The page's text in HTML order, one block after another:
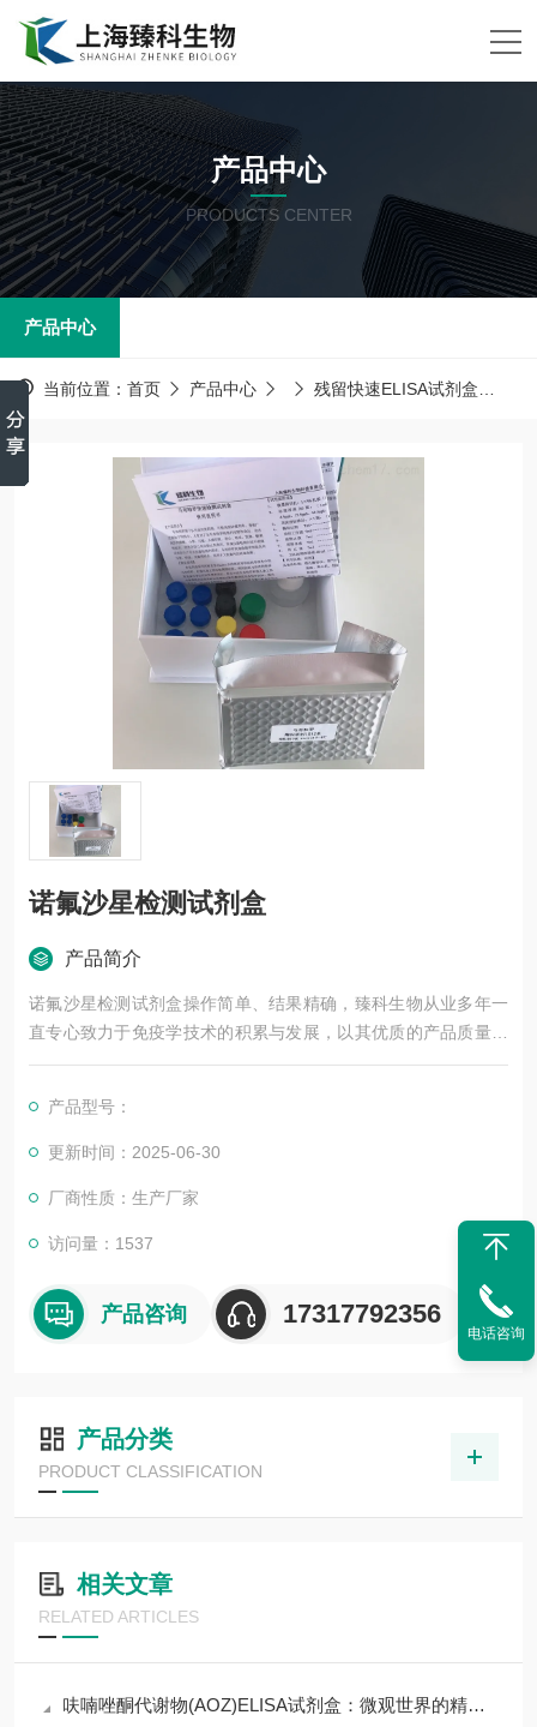
产品中心
PRODUCTS CENTER
产品中心
当前位置： 首页 产品中心 残留快速ELISA试剂盒
诺氟沙星检测试剂盒
产品简介
诺氟沙星检测试剂盒操作简单、结果精确，臻科生物从业多年一
直专心致力于免疫学技术的积累与发展，以其优质的产品质量与
专业的技术服务，赢得业内广大人士的认可。我司也一直和国内
共赢。
产品型号：
更新时间：2025-06-30
厂商性质：生产厂家
访问量：1537
产品咨询 17317792356
产品分类
PRODUCT CLASSIFICATION
相关文章
RELATED ARTICLES
呋喃唑酮代谢物(AOZ)ELISA试剂盒：微观世界的精准捕手
电话咨询